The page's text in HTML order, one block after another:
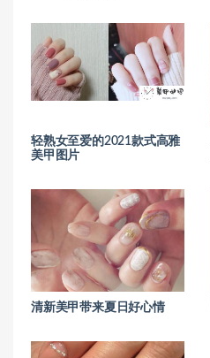
轻熟女至爱的2021款式高雅
美甲图片
清新美甲带来夏日好心情